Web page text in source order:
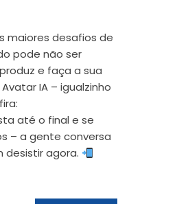
maiores desafios de
pode não ser
e faça a sua
IA – igualzinho
até o final e se
– a gente conversa
desistir agora.